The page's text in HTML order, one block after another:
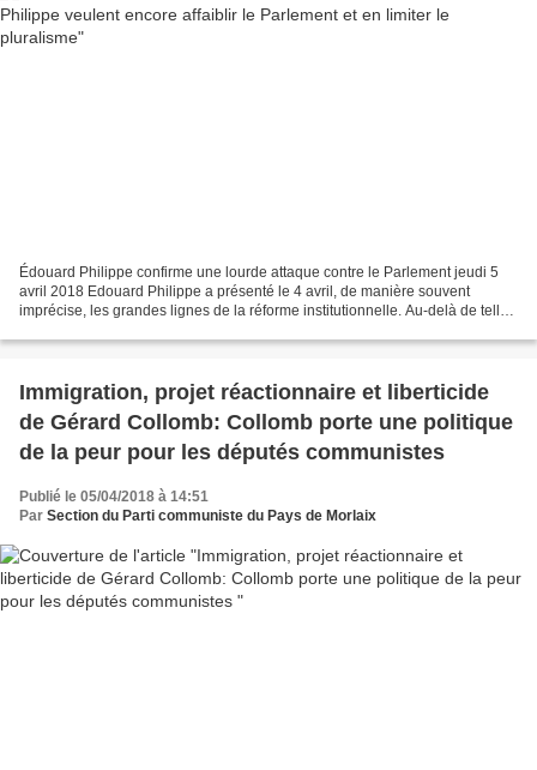
Édouard Philippe confirme une lourde attaque contre le Parlement jeudi 5
avril 2018 Edouard Philippe a présenté le 4 avril, de manière souvent
imprécise, les grandes lignes de la réforme institutionnelle. Au-delà de telle
Immigration, projet réactionnaire et liberticide
de Gérard Collomb: Collomb porte une politique
de la peur pour les députés communistes
Publié le 05/04/2018 à 14:51
Par Section du Parti communiste du Pays de Morlaix